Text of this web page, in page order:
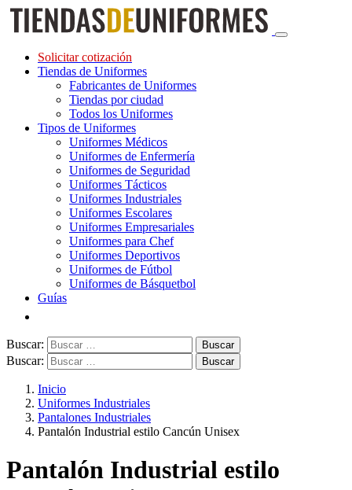
Solicitar cotización
Tiendas de Uniformes
Fabricantes de Uniformes
Tiendas por ciudad
Todos los Uniformes
Tipos de Uniformes
Uniformes Médicos
Uniformes de Enfermería
Uniformes de Seguridad
Uniformes Tácticos
Uniformes Industriales
Uniformes Escolares
Uniformes Empresariales
Uniformes para Chef
Uniformes Deportivos
Uniformes de Fútbol
Uniformes de Básquetbol
Guías
Buscar:
Buscar:
Inicio
Uniformes Industriales
Pantalones Industriales
Pantalón Industrial estilo Cancún Unisex
Pantalón Industrial estilo